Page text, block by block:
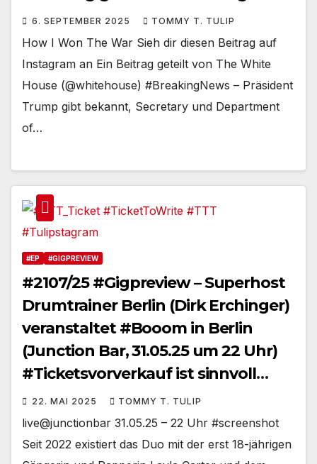
6. SEPTEMBER 2025 TOMMY T. TULIP
How I Won The War Sieh dir diesen Beitrag auf
Instagram an Ein Beitrag geteilt von The White
House (@whitehouse) #BreakingNews – Präsident
Trump gibt bekannt, Secretary und Department
of…
#EP #GIGPREVIEW
#2107/25 #Gigpreview – Superhost
Drumtrainer Berlin (Dirk Erchinger)
veranstaltet #Booom in Berlin
(Junction Bar, 31.05.25 um 22 Uhr)
#Ticketsvorverkauf ist sinnvoll
#berlindrumdays
22. MAI 2025 TOMMY T. TULIP
live@junctionbar 31.05.25 – 22 Uhr #screenshot
Seit 2022 existiert das Duo mit der erst 18-jährigen